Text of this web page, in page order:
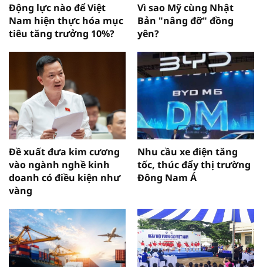
Động lực nào để Việt
Nam hiện thực hóa mục
tiêu tăng trưởng 10%?
Vì sao Mỹ cùng Nhật
Bản "nâng đỡ" đồng
yên?
Đề xuất đưa kim cương
vào ngành nghề kinh
doanh có điều kiện như
vàng
Nhu cầu xe điện tăng
tốc, thúc đẩy thị trường
Đông Nam Á